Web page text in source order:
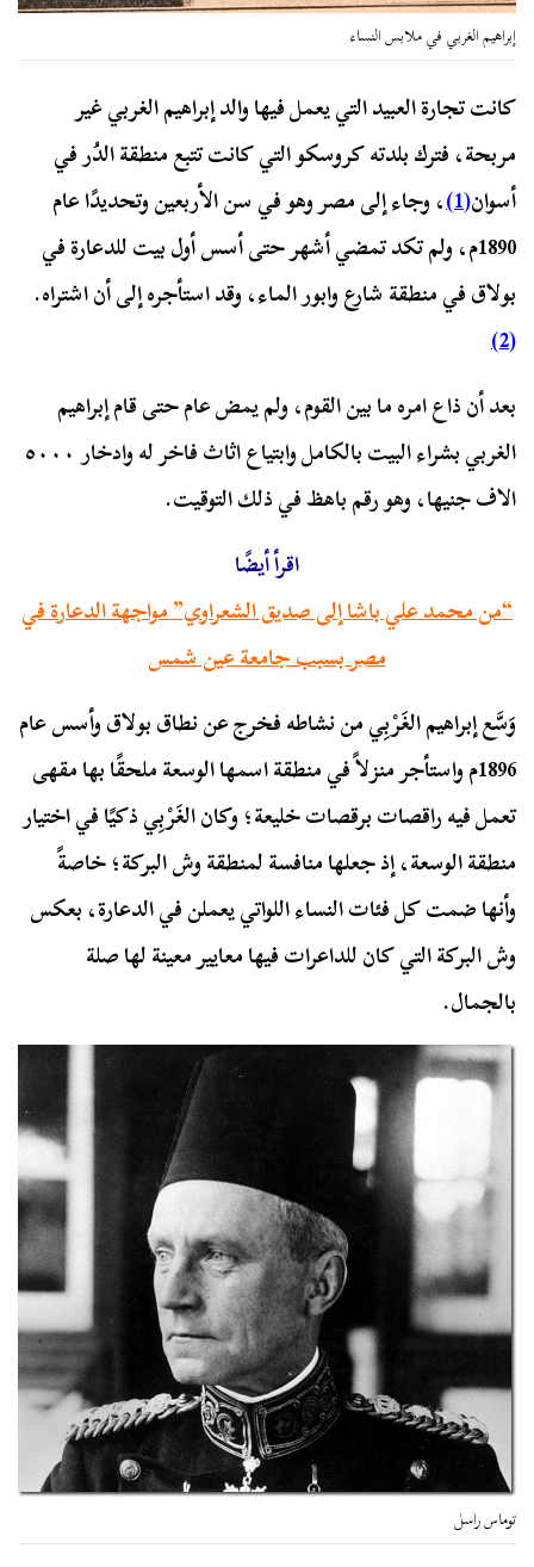
إبراهيم الغربي في ملابس النساء
كانت تجارة العبيد التي يعمل فيها والد إبراهيم الغربي غير
مربحة، فترك بلدته كروسكو التي كانت تتبع منطقة الدُر في
أسوان(1) ، وجاء إلى مصر وهو في سن الأربعين وتحديدًا عام
1890م، ولم تكد تمضي أشهر حتى أسس أول بيت للدعارة في
بولاق في منطقة شارع وابور الماء، وقد استأجره إلى أن اشتراه.
(2)
بعد أن ذاع امره ما بين القوم، ولم يمض عام حتى قام إبراهيم
الغربي بشراء البيت بالكامل وابتياع اثاث فاخر له وادخار ٥٠٠٠
الاف جنيها، وهو رقم باهظ في ذلك التوقيت.
اقرأ أيضًا
“من محمد علي باشا إلى صديق الشعراوي” مواجهة الدعارة في
مصر بسبب جامعة عين شمس
وَسَّع إبراهيم الغَرْبِي من نشاطه فخرج عن نطاق بولاق وأسس عام
1896م واستأجر منزلاً في منطقة اسمها الوسعة ملحقًا بها مقهى
تعمل فيه راقصات برقصات خليعة؛ وكان الغَرْبِي ذكيًا في اختيار
منطقة الوسعة، إذ جعلها منافسة لمنطقة وش البركة؛ خاصةً
وأنها ضمت كل فئات النساء اللواتي يعملن في الدعارة، بعكس
وش البركة التي كان للداعرات فيها معايير معينة لها صلة
بالجمال.
توماس راسل